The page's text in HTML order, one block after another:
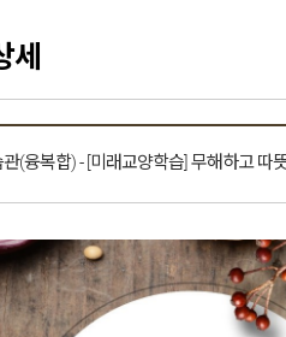
문
록
관(융복합) - [미래교양학습] 무해하고 따